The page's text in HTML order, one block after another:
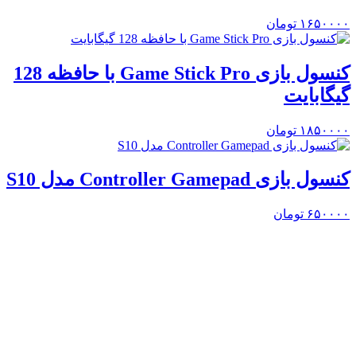
۱۶۵۰۰۰۰ تومان
کنسول بازی Game Stick Pro با حافظه 128
گیگابایت
۱۸۵۰۰۰۰ تومان
کنسول بازی Controller Gamepad مدل S10
۶۵۰۰۰۰ تومان